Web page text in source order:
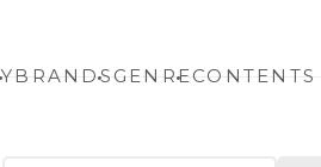
BRANDSGENRECONTENTS